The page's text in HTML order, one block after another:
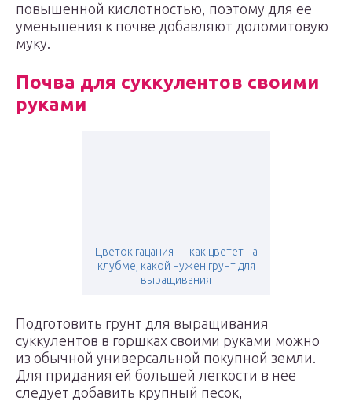
повышенной кислотностью, поэтому для ее
уменьшения к почве добавляют доломитовую
муку.
Почва для суккулентов своими
руками
Цветок гацания — как цветет на
клубме, какой нужен грунт для
выращивания
Подготовить грунт для выращивания
суккулентов в горшках своими руками можно
из обычной универсальной покупной земли.
Для придания ей большей легкости в нее
следует добавить крупный песок,